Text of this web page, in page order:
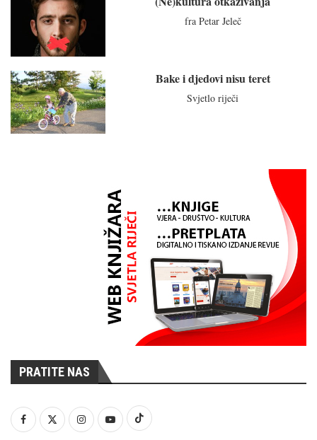
fra Petar Jeleč
Bake i djedovi nisu teret
Svjetlo riječi
PRATITE NAS